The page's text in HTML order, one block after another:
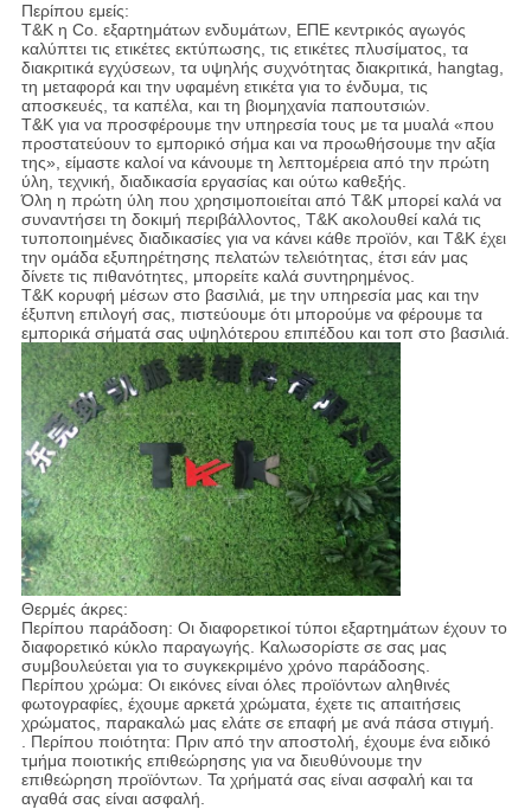
Περίπου εμείς:
T&K η Co. εξαρτημάτων ενδυμάτων, ΕΠΕ κεντρικός αγωγός
καλύπτει τις ετικέτες εκτύπωσης, τις ετικέτες πλυσίματος, τα
διακριτικά εγχύσεων, τα υψηλής συχνότητας διακριτικά, hangtag,
τη μεταφορά και την υφαμένη ετικέτα για το ένδυμα, τις
αποσκευές, τα καπέλα, και τη βιομηχανία παπουτσιών.
T&K για να προσφέρουμε την υπηρεσία τους με τα μυαλά «που
προστατεύουν το εμπορικό σήμα και να προωθήσουμε την αξία
της», είμαστε καλοί να κάνουμε τη λεπτομέρεια από την πρώτη
ύλη, τεχνική, διαδικασία εργασίας και ούτω καθεξής.
Όλη η πρώτη ύλη που χρησιμοποιείται από T&K μπορεί καλά να
συναντήσει τη δοκιμή περιβάλλοντος, T&K ακολουθεί καλά τις
τυποποιημένες διαδικασίες για να κάνει κάθε προϊόν, και T&K έχει
την ομάδα εξυπηρέτησης πελατών τελειότητας, έτσι εάν μας
δίνετε τις πιθανότητες, μπορείτε καλά συντηρημένος.
T&K κορυφή μέσων στο βασιλιά, με την υπηρεσία μας και την
έξυπνη επιλογή σας, πιστεύουμε ότι μπορούμε να φέρουμε τα
εμπορικά σήματά σας υψηλότερου επιπέδου και τοπ στο βασιλιά.
Θερμές άκρες:
Περίπου παράδοση: Οι διαφορετικοί τύποι εξαρτημάτων έχουν το
διαφορετικό κύκλο παραγωγής. Καλωσορίστε σε σας μας
συμβουλεύεται για το συγκεκριμένο χρόνο παράδοσης.
Περίπου χρώμα: Οι εικόνες είναι όλες προϊόντων αληθινές
φωτογραφίες, έχουμε αρκετά χρώματα, έχετε τις απαιτήσεις
χρώματος, παρακαλώ μας ελάτε σε επαφή με ανά πάσα στιγμή.
. Περίπου ποιότητα: Πριν από την αποστολή, έχουμε ένα ειδικό
τμήμα ποιοτικής επιθεώρησης για να διευθύνουμε την
επιθεώρηση προϊόντων. Τα χρήματά σας είναι ασφαλή και τα
αγαθά σας είναι ασφαλή.